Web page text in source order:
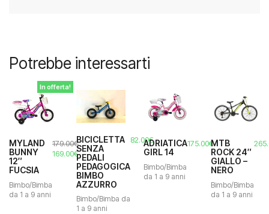
Potrebbe interessarti
In offerta!
MYLAND
BUNNY
12″
FUCSIA
Bimbo/Bimba
da 1 a 9 anni
179.00€
Il
originale
169.00€Il
prezzo
attuale
è:
169.00€.
BICICLETTA
SENZA
PEDALI
PEDAGOGICA
BIMBO
AZZURRO
Bimbo/Bimba da
1 a 9 anni
82.00€
ADRIATICA
GIRL 14
Bimbo/Bimba
da 1 a 9 anni
175.00€MTB
ROCK 24″
GIALLO –
NERO
Bimbo/Bimba
da 1 a 9 anni